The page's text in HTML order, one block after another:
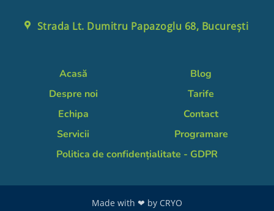
Strada Lt. Dumitru Papazoglu 68, București
Acasă
Despre noi
Echipa
Servicii
Blog
Tarife
Contact
Programare
Politica de confidențialitate - GDPR
Made with ❤ by CRYO